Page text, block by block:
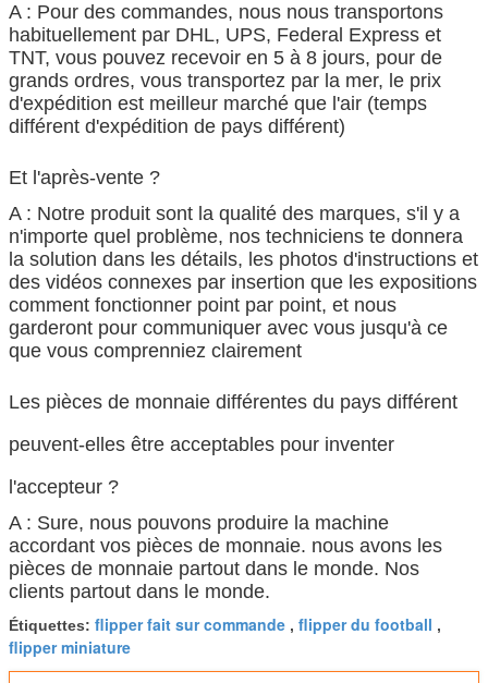
A : Pour des commandes, nous nous transportons
habituellement par DHL, UPS, Federal Express et
TNT, vous pouvez recevoir en 5 à 8 jours, pour de
grands ordres, vous transportez par la mer, le prix
d'expédition est meilleur marché que l'air (temps
différent d'expédition de pays différent)
Et l'après-vente ?
A : Notre produit sont la qualité des marques, s'il y a
n'importe quel problème, nos techniciens te donnera
la solution dans les détails, les photos d'instructions et
des vidéos connexes par insertion que les expositions
comment fonctionner point par point, et nous
garderont pour communiquer avec vous jusqu'à ce
que vous comprenniez clairement
Les pièces de monnaie différentes du pays différent
peuvent-elles être acceptables pour inventer
l'accepteur ?
A : Sure, nous pouvons produire la machine
accordant vos pièces de monnaie. nous avons les
pièces de monnaie partout dans le monde. Nos
clients partout dans le monde.
Étiquettes: flipper fait sur commande , flipper du football ,
flipper miniature